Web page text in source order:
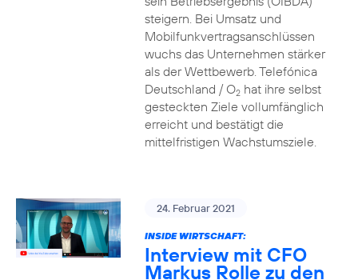
steigern. Bei Umsatz und
Mobilfunkvertragsanschlüssen
wuchs das Unternehmen stärker
als der Wettbewerb. Telefónica
Deutschland / O2hat ihre selbst
gesteckten Ziele vollumfänglich
erreicht und bestätigt die
mittelfristigen Wachstumsziele.
24. Februar 2021
INSIDE WIRTSCHAFT:
Interview mit CFO
Markus Rolle zu den